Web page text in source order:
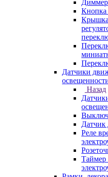
Диммер
Крышка
Датчики
Назад
Датчик
Реле
Таймер